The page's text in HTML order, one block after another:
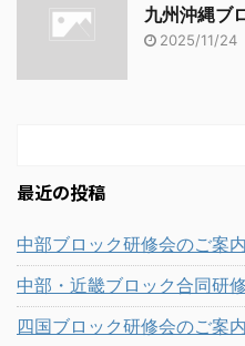
九州沖縄ブ
2025/11/24
最近の投稿
中部ブロック研修会のご案内
中部・近畿ブロック合同研
四国ブロック研修会のご案内